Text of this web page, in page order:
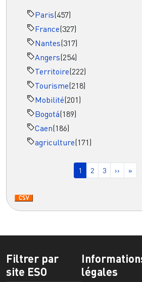
Paris(457)
France(327)
Nantes(317)
Angers(254)
Territoire(222)
Tourisme(218)
Mobilité(201)
Bogotá(189)
Caen(186)
agriculture(171)
Page courante
1 Page
2 Page
3 Page
›› »
Filtrer par
site ESO
légales